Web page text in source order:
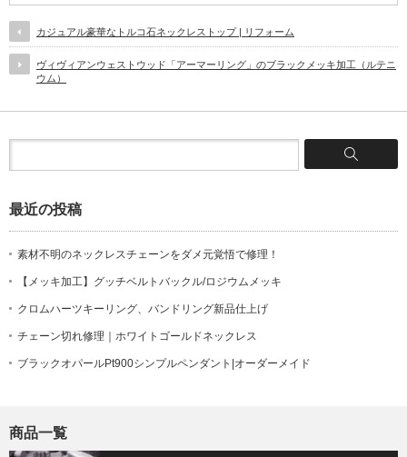
カジュアル豪華なトルコ石ネックレストップ | リフォーム
ヴィヴィアンウェストウッド「アーマーリング」のブラックメッキ加工（ルテニ
ウム）
最近の投稿
素材不明のネックレスチェーンをダメ元覚悟で修理！
【メッキ加工】グッチベルトバックル/ロジウムメッキ
クロムハーツキーリング、バンドリング新品仕上げ
チェーン切れ修理｜ホワイトゴールドネックレス
ブラックオパールPt900シンプルペンダント|オーダーメイド
商品一覧